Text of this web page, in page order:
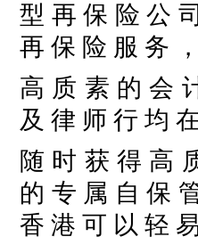
型 再 保 险 公
再 保 险 服 务
高 质 素 的 会
及 律 师 行 均
随 时 获 得 高
的 专 属 自 保
香 港 可 以 轻